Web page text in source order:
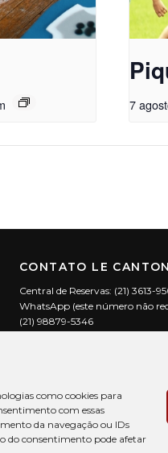
como cookies para
com essas
da navegação ou IDs
do consentimento pode afetar
7
CONTATO LE CANTON
Central de Reservas: (21) 3613-
WhatsApp (este número não
(21) 98879-5346